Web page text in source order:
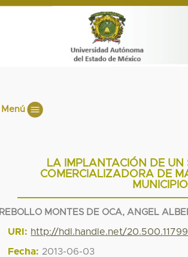
Menú
LA IMPLANTACIÓN DE
COMERCIALIZADORA DE
REBOLLO MONTES DE OCA, ANGEL
URI: http://hdl.handle.net/
Fecha: 2013-06-03